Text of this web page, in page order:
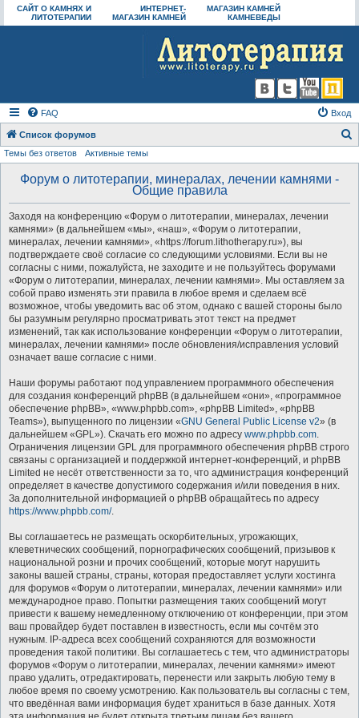
САЙТ О КАМНЯХ И
ЛИТОТЕРАПИИ
ИНТЕРНЕТ-
МАГАЗИН КАМНЕЙ
МАГАЗИН КАМНЕЙ
КАМНЕВЕДЫ
FAQ Вход
Список форумов
Темы без ответов Активные темы
Форум о литотерапии, минералах, лечении камнями -
Общие правила
Заходя на конференцию «Форум о литотерапии, минералах, лечении
камнями» (в дальнейшем «мы», «наш», «Форум о литотерапии,
минералах, лечении камнями», «https://forum.lithotherapy.ru»), вы
подтверждаете своё согласие со следующими условиями. Если вы не
согласны с ними, пожалуйста, не заходите и не пользуйтесь форумами
«Форум о литотерапии, минералах, лечении камнями». Мы оставляем за
собой право изменять эти правила в любое время и сделаем всё
возможное, чтобы уведомить вас об этом, однако с вашей стороны было
бы разумным регулярно просматривать этот текст на предмет
изменений, так как использование конференции «Форум о литотерапии,
минералах, лечении камнями» после обновления/исправления условий
означает ваше согласие с ними.
Наши форумы работают под управлением программного обеспечения
для создания конференций phpBB (в дальнейшем «они», «программное
обеспечение phpBB», «www.phpbb.com», «phpBB Limited», «phpBB
Teams»), выпущенного по лицензии «GNU General Public License v2» (в
дальнейшем «GPL»). Скачать его можно по адресу www.phpbb.com.
Ограничения лицензии GPL для программного обеспечения phpBB строго
связаны с организацией и поддержкой интернет-конференций, и phpBB
Limited не несёт ответственности за то, что администрация конференций
определяет в качестве допустимого содержания и/или поведения в них.
За дополнительной информацией о phpBB обращайтесь по адресу
https://www.phpbb.com/.
Вы соглашаетесь не размещать оскорбительных, угрожающих,
клеветнических сообщений, порнографических сообщений, призывов к
национальной розни и прочих сообщений, которые могут нарушить
законы вашей страны, страны, которая предоставляет услуги хостинга
для форумов «Форум о литотерапии, минералах, лечении камнями» или
международное право. Попытки размещения таких сообщений могут
привести к вашему немедленному отключению от конференции, при этом
ваш провайдер будет поставлен в известность, если мы сочтём это
нужным. IP-адреса всех сообщений сохраняются для возможности
проведения такой политики. Вы соглашаетесь с тем, что администраторы
форумов «Форум о литотерапии, минералах, лечении камнями» имеют
право удалить, отредактировать, перенести или закрыть любую тему в
любое время по своему усмотрению. Как пользователь вы согласны с тем,
что введённая вами информация будет храниться в базе данных. Хотя